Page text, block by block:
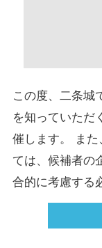
この度、二条城
を知っていただ
催します。 ま
ては、候補者の
合的に考慮する